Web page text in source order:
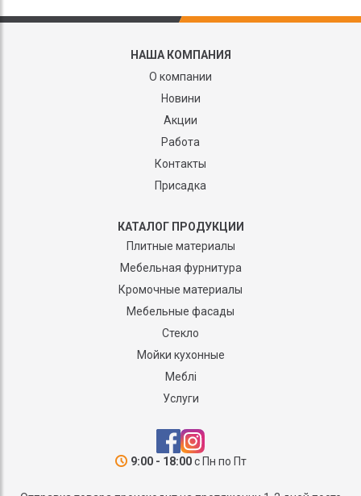
НАША КОМПАНИЯ
О компании
Новини
Акции
Работа
Контакты
Присадка
КАТАЛОГ ПРОДУКЦИИ
Плитные материалы
Мебельная фурнитура
Кромочные материалы
Мебельные фасады
Стекло
Мойки кухонные
Меблі
Услуги
9:00 - 18:00с Пн по Пт